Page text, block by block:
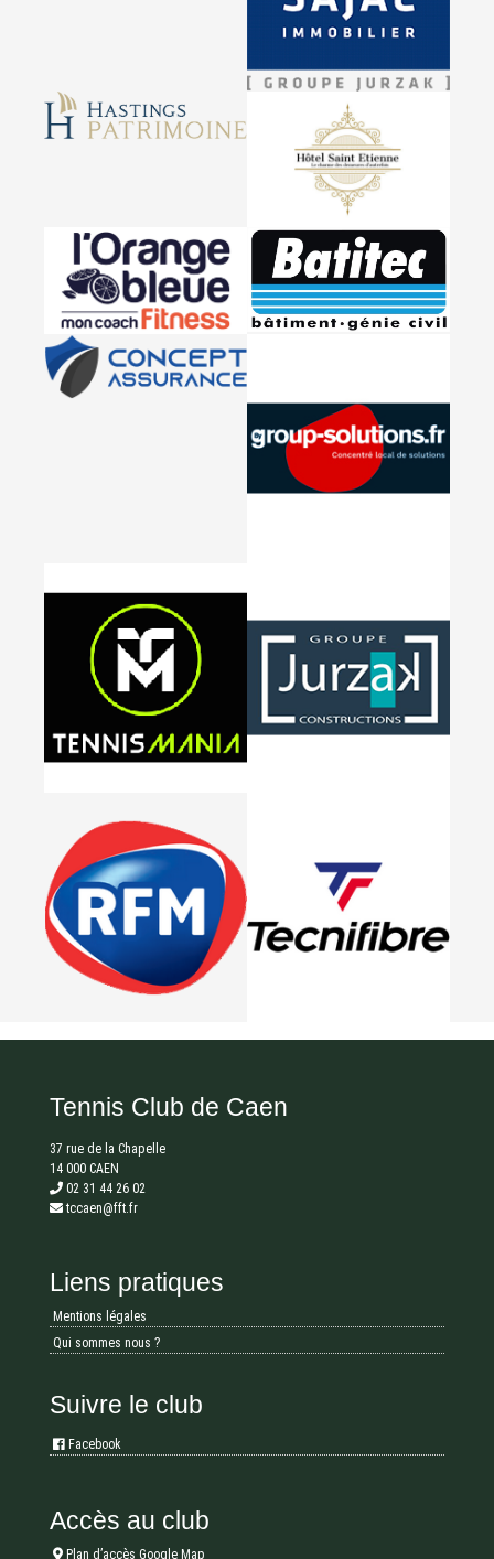
Tennis Club de Caen
37 rue de la Chapelle
14 000 CAEN
02 31 44 26 02
tccaen@fft.fr
Liens pratiques
Mentions légales
Qui sommes nous ?
Suivre le club
Facebook
Accès au club
Plan d’accès Google Map